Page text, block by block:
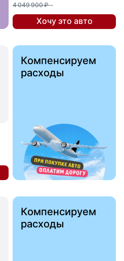
4 049 900 ₽
Хочу это авто
Компенсируем
расходы
Компенсируем
расходы